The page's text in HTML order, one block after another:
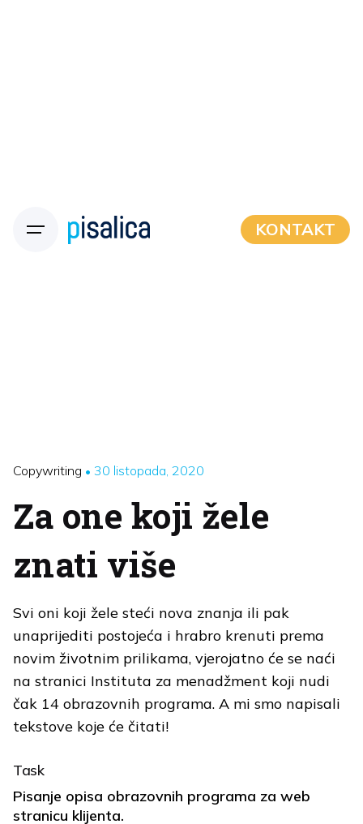
KONTAKT
Copywriting 30 listopada, 2020
Za one koji žele
znati više
Svi oni koji žele steći nova znanja ili pak
unaprijediti postojeća i hrabro krenuti prema
novim životnim prilikama, vjerojatno će se naći
na stranici Instituta za menadžment koji nudi
čak 14 obrazovnih programa. A mi smo napisali
tekstove koje će čitati!
Task
Pisanje opisa obrazovnih programa za web
stranicu klijenta.